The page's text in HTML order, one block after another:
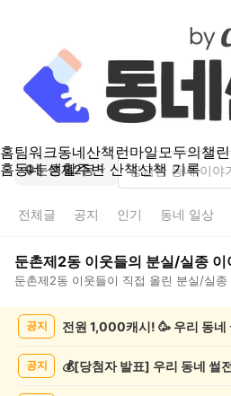
홈팀워크동네산책 런마일모두의챌
홈동네 생활주변 산책산책 기록
둔촌제2동
전체글 공지 인기 동네 일상
둔촌제2동 이웃들의 분실/실종 이
둔촌제2동 이웃들이 직접 올린 분실/실종
공지 전원 1,000캐시! 🥳 우리 동
공지